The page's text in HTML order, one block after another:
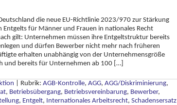
die neue EU-Richtlinie 2023/970 zur Stärkung
Entgelts für Männer und Frauen in nationales Recht
gilt: Unternehmen müssen ihre Entgeltstruktur bereits
und dürfen Bewerber nicht mehr nach früheren
erhalten unabhängig von der Unternehmensgröße
und bereits für Unternehmen ab 100 […]
Rubrik: AGB-Kontrolle, AGG, AGG/Diskriminierung,
, Betriebsübergang, Betriebsvereinbarung, Bewerber,
, Entgelt, Internationales Arbeitsrecht, Schadensersatz